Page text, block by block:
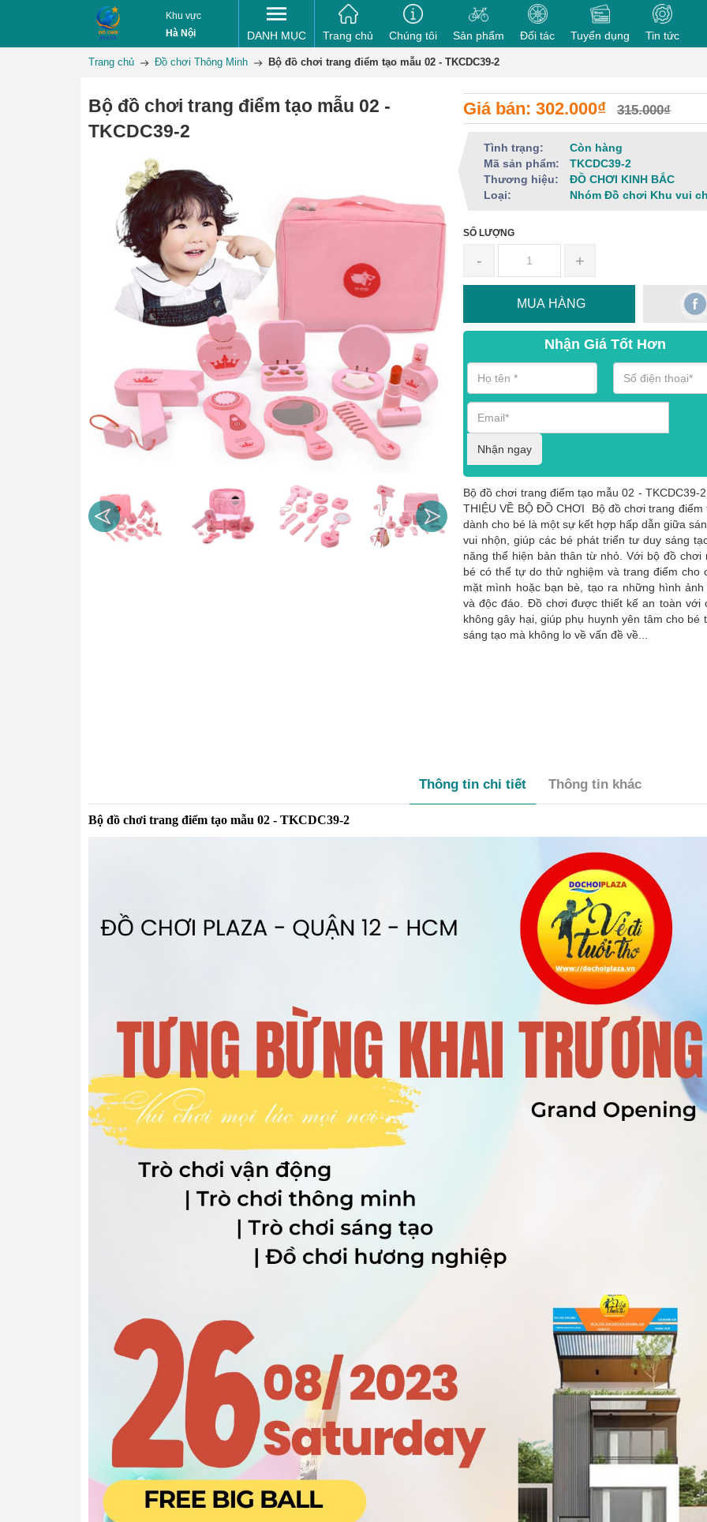
Khu vực
Hà Nội
DANH MỤC Trang chủ Chúng tôi Sản phẩm Đối tác Tuyển dụng Tin tức
Trang chủ Đồ chơi Thông Minh Bộ đồ chơi trang điểm tạo mẫu 02 - TKCDC39-2
Bộ đồ chơi trang điểm tạo mẫu 02 -
TKCDC39-2
Giá bán: 302.000₫ 315.000₫
Tình trạng:
Còn hàng
Mã sản phẩm:
TKCDC39-2
Thương hiệu:
ĐỒ CHƠI KINH BẮC
Loại:
Nhóm Đồ chơi Khu vui
SỐ LƯỢNG
- +
MUA HÀNG
Nhận Giá Tốt Hơn
Nhận ngay
Bộ đồ chơi trang điểm tạo mẫu 02 -
THIỆU VỀ BỘ ĐỒ CHƠI Bộ đồ chơi trang điểm
dành cho bé là một sự kết hợp hấp dẫn giữa
vui nhộn, giúp các bé phát triển tư duy sáng
năng thể hiện bản thân từ nhỏ. Với bộ đồ chơi
bé có thể tự do thử nghiệm và trang điểm cho
mặt mình hoặc bạn bè, tạo ra những hình
và độc đáo. Đồ chơi được thiết kế an toàn với
không gây hại, giúp phụ huynh yên tâm cho bé
sáng tạo mà không lo về vấn đề về...
Thông tin chi tiết Thông tin khác
Bộ đồ chơi trang điểm tạo mẫu 02 - TKCDC39-2